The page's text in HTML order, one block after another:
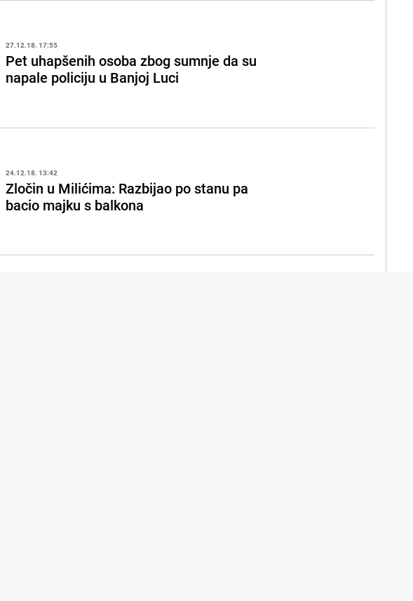
27.12.18. 17:55
Pet uhapšenih osoba zbog sumnje da su
napale policiju u Banjoj Luci
24.12.18. 13:42
Zločin u Milićima: Razbijao po stanu pa
bacio majku s balkona